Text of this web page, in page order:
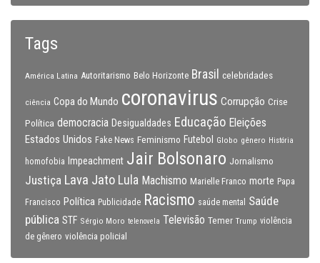
Tags
América Latina Autoritarismo Belo Horizonte Brasil celebridades
ciência Copa do Mundo coronavirus Corrupção Crise
Política democracia Desigualdades Educação Eleições
Estados Unidos Fake News Feminismo Futebol Globo gênero História
homofobia Impeachment Jair Bolsonaro Jornalismo
Justiça Lava Jato Lula Machismo Marielle Franco morte Papa
Francisco Política Publicidade Racismo saúde mental
Saúde
pública STF Sérgio Moro telenovela Televisão Temer Trump violência
de gênero violência policial